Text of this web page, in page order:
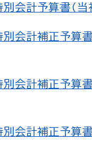
会計予算書（
計補正予算書
会計補正予算書
会計補正予算書